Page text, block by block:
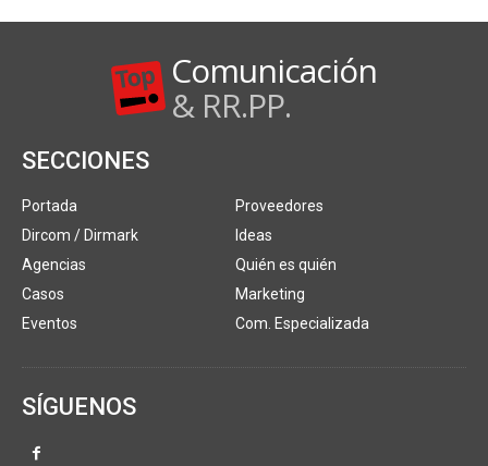
Comunicación
& RR.PP.
SECCIONES
Portada
Dircom / Dirmark
Agencias
Casos
Eventos
Proveedores
Ideas
Quién es quién
Marketing
Com. Especializada
SÍGUENOS